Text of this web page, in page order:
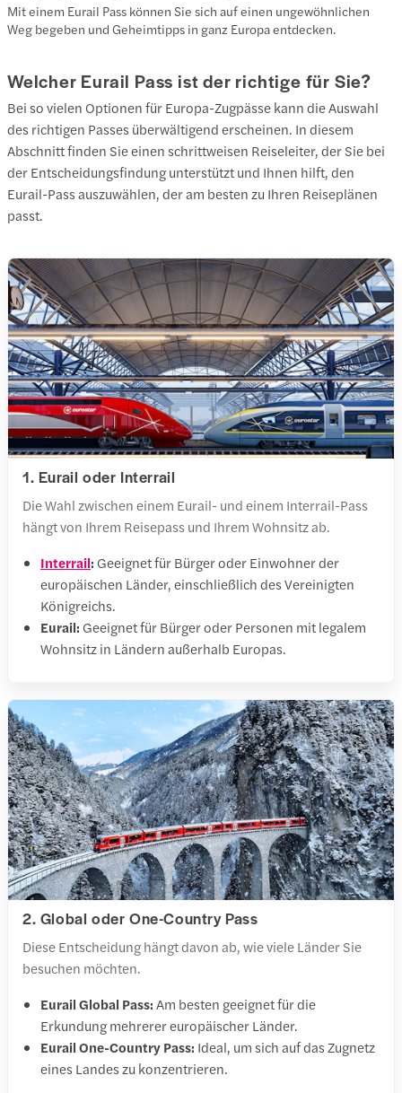
Mit einem Eurail Pass können Sie sich auf einen ungewöhnlichen
Weg begeben und Geheimtipps in ganz Europa entdecken.
Welcher Eurail Pass ist der richtige für Sie?
Bei so vielen Optionen für Europa-Zugpässe kann die Auswahl
des richtigen Passes überwältigend erscheinen. In diesem
Abschnitt finden Sie einen schrittweisen Reiseleiter, der Sie bei
der Entscheidungsfindung unterstützt und Ihnen hilft, den
Eurail-Pass auszuwählen, der am besten zu Ihren Reiseplänen
passt.
1. Eurail oder Interrail
Die Wahl zwischen einem Eurail- und einem Interrail-Pass
hängt von Ihrem Reisepass und Ihrem Wohnsitz ab.
Interrail: Geeignet für Bürger oder Einwohner der
europäischen Länder, einschließlich des Vereinigten
Königreichs.
Eurail: Geeignet für Bürger oder Personen mit legalem
Wohnsitz in Ländern außerhalb Europas.
2. Global oder One-Country Pass
Diese Entscheidung hängt davon ab, wie viele Länder Sie
besuchen möchten.
Eurail Global Pass:Am besten geeignet für die
Erkundung mehrerer europäischer Länder.
Eurail One-Country Pass: Ideal, um sich auf das Zugnetz
eines Landes zu konzentrieren.